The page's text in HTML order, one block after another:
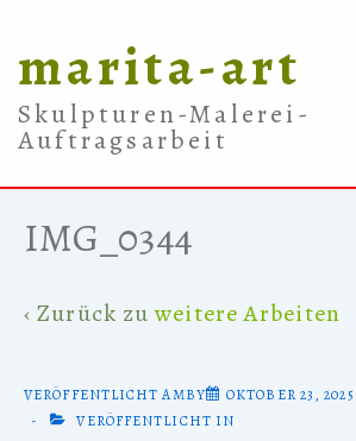
Zum
Inhalt
marita-art
Skulpturen-Malerei-
Auftragsarbeit
IMG_0344
‹ Zurück zuweitere Arbeiten
VERÖFFENTLICHT AMBY OKTOBER 23, 2025
VERÖFFENTLICHT IN